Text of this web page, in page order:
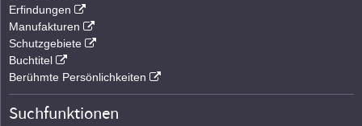
Erfindungen
Manufakturen
Schutzgebiete
Buchtitel
Berühmte Persönlichkeiten
Suchfunktionen